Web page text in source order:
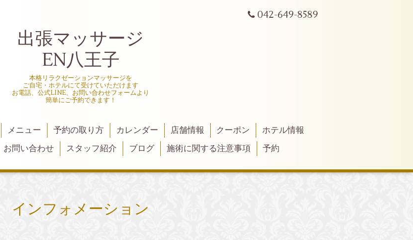
042-649-8589
出張マッサージ
EN八王子
本格リラクゼーションマッサージを
ご自宅・ホテルにて受けていただけます
お電話、公式LINE、お問い合わせフォームより
簡単にご予約できます！
メニュー 予約の取り方 カレンダー 店舗情報 クーポン
ホテル情報
お問い合わせ スタッフ紹介 ブログ 施術に関する注意事項 予約
インフォメーション